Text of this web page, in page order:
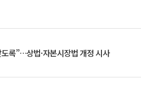
록”…상법·자본시장법 개정 시사